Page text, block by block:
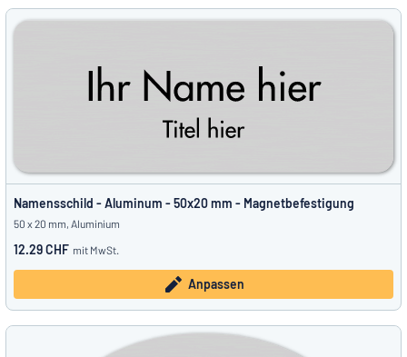
Namensschild - Aluminum - 50x20 mm - Magnetbefestigung
50 x 20 mm, Aluminium
12.29 CHF mit MwSt.
Anpassen